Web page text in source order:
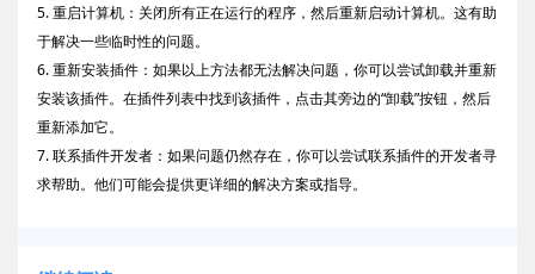
5. 重启计算机：关闭所有正在运行的程序，然后重新启动计算机。这有助
于解决一些临时性的问题。
6. 重新安装插件：如果以上方法都无法解决问题，你可以尝试卸载并重新
安装该插件。在插件列表中找到该插件，点击其旁边的“卸载”按钮，然后
重新添加它。
7. 联系插件开发者：如果问题仍然存在，你可以尝试联系插件的开发者寻
求帮助。他们可能会提供更详细的解决方案或指导。